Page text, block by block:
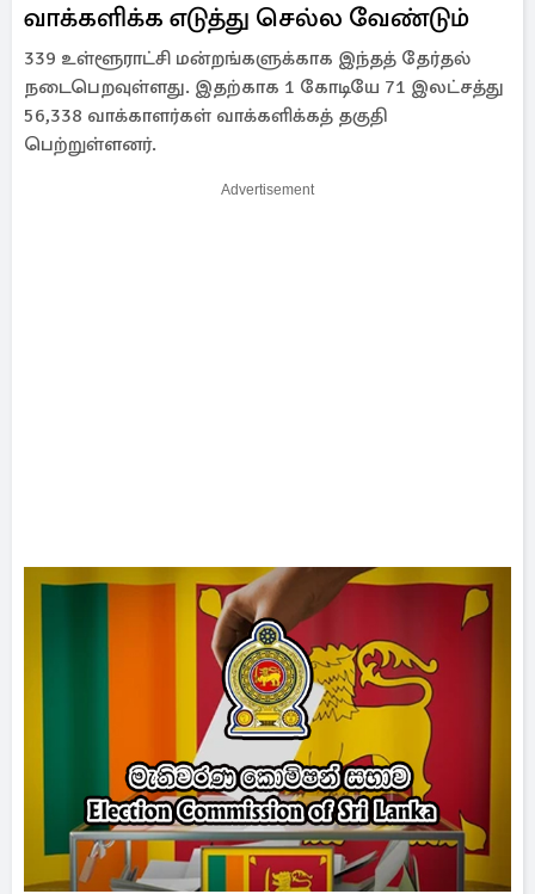
வாக்களிக்க எடுத்து செல்ல வேண்டும்
339 உள்ளூராட்சி மன்றங்களுக்காக இந்தத் தேர்தல்
நடைபெறவுள்ளது. இதற்காக 1 கோடியே 71 இலட்சத்து
56,338 வாக்காளர்கள் வாக்களிக்கத் தகுதி
பெற்றுள்ளனர்.
Advertisement